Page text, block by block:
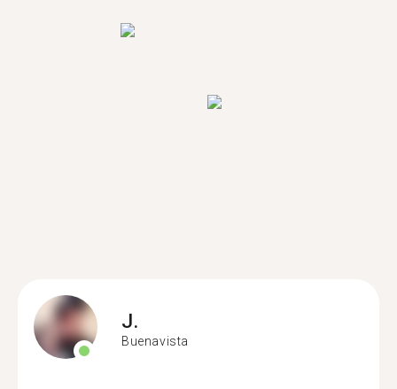
J.
Buenavista